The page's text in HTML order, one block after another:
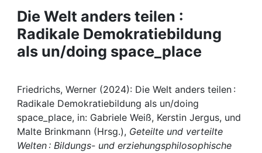
Projects
People
Awards
My FIS
Die Welt anders teilen :
Radikale Demokratiebildung
als un/doing space_place
Friedrichs, Werner (2024): Die Welt anders teilen :
Radikale Demokratiebildung als un/doing
space_place, in: Gabriele Weiß, Kerstin Jergus, und
Malte Brinkmann (Hrsg.), Geteilte und verteilte
Welten : Bildungs- und erziehungsphilosophische